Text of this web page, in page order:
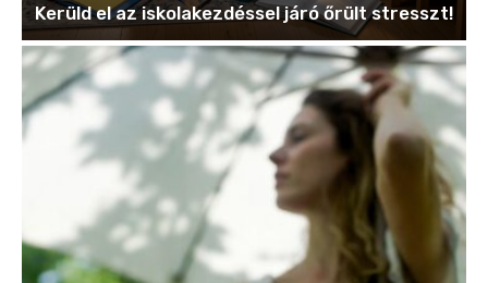
Kerüld el az iskolakezdéssel járó őrült stresszt!